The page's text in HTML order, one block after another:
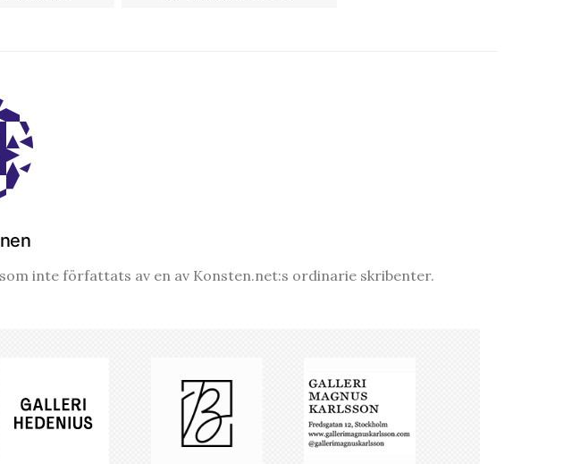
inte författats av en av Konsten.net:s ordinarie skribenter.